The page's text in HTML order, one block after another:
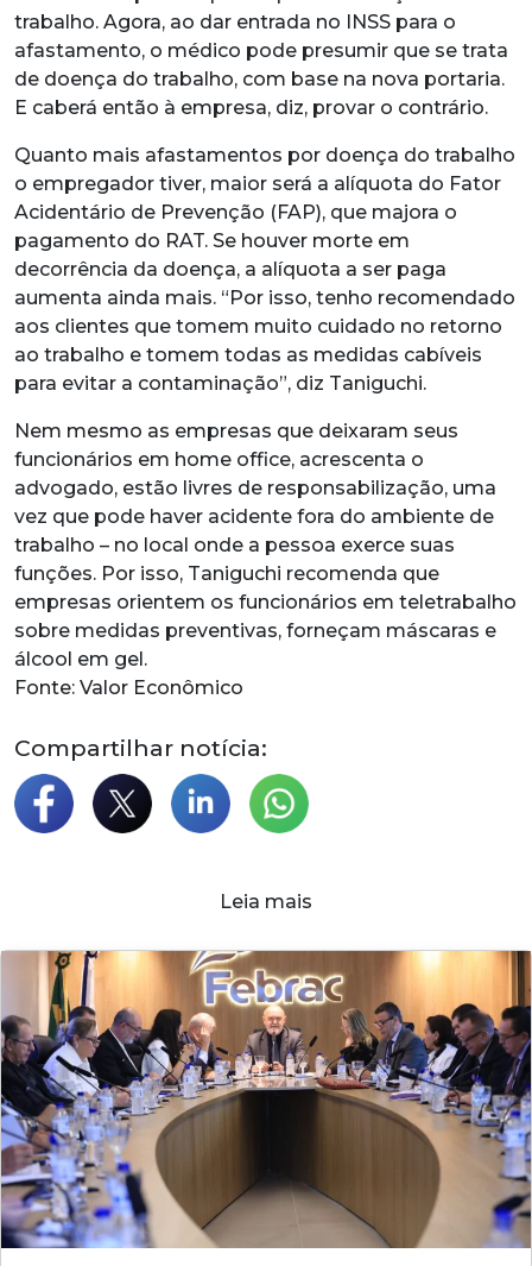
trabalho. Agora, ao dar entrada no INSS para o
afastamento, o médico pode presumir que se trata
de doença do trabalho, com base na nova portaria.
E caberá então à empresa, diz, provar o contrário.
Quanto mais afastamentos por doença do trabalho
o empregador tiver, maior será a alíquota do Fator
Acidentário de Prevenção (FAP), que majora o
pagamento do RAT. Se houver morte em
decorrência da doença, a alíquota a ser paga
aumenta ainda mais. “Por isso, tenho recomendado
aos clientes que tomem muito cuidado no retorno
ao trabalho e tomem todas as medidas cabíveis
para evitar a contaminação”, diz Taniguchi.
Nem mesmo as empresas que deixaram seus
funcionários em home office, acrescenta o
advogado, estão livres de responsabilização, uma
vez que pode haver acidente fora do ambiente de
trabalho – no local onde a pessoa exerce suas
funções. Por isso, Taniguchi recomenda que
empresas orientem os funcionários em teletrabalho
sobre medidas preventivas, forneçam máscaras e
álcool em gel.
Fonte: Valor Econômico
Compartilhar notícia:
Leia mais